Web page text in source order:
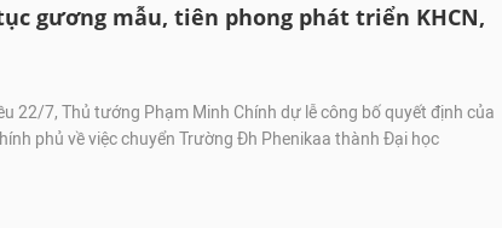
gương mẫu, tiên phong phát triển KHCN,
22/7, Thủ tướng Phạm Minh Chính dự lễ công bố quyết định của
phủ về việc chuyển Trường Đh Phenikaa thành Đại học